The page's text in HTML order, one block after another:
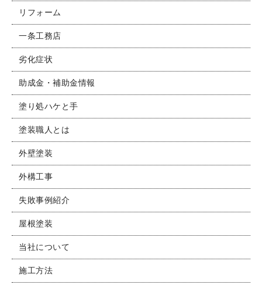
リフォーム
一条工務店
劣化症状
助成金・補助金情報
塗り処ハケと手
塗装職人とは
外壁塗装
外構工事
失敗事例紹介
屋根塗装
当社について
施工方法